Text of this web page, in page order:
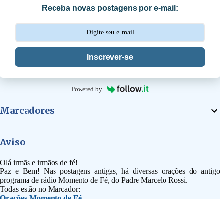
s
Receba novas postagens por e-mail:
Inscrever-se
Powered by
Marcadores
Aviso
Olá irmãs e irmãos de fé!
Paz e Bem! Nas postagens antigas, há diversas orações do antigo
programa de rádio Momento de Fé, do Padre Marcelo Rossi.
Todas estão no Marcador: